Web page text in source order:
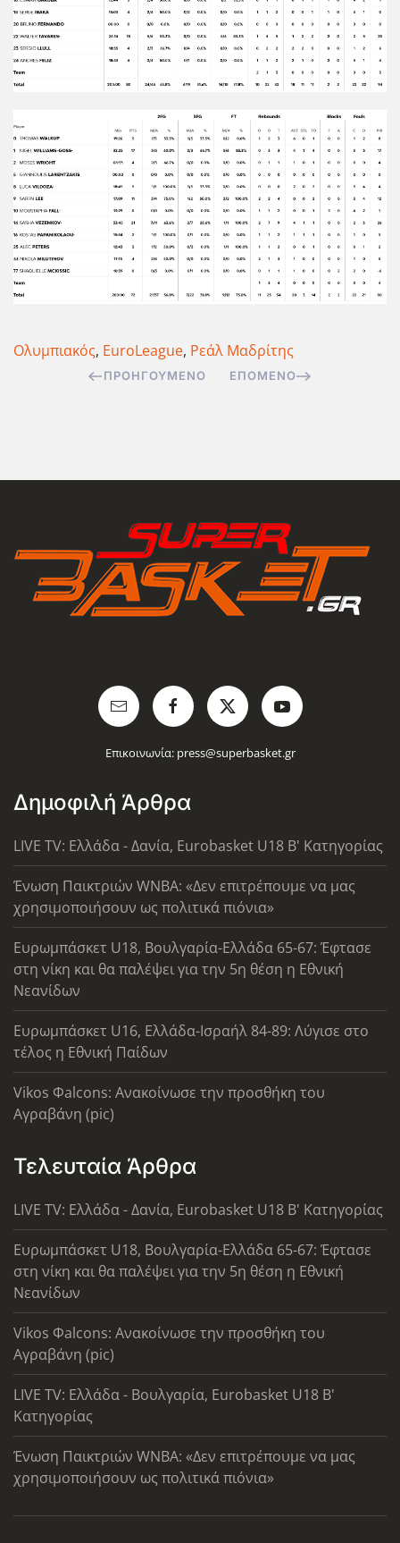
Ολυμπιακός, EuroLeague, Ρεάλ Μαδρίτης
ΠΡΟΗΓΟΎΜΕΝΟ ΕΠΌΜΕΝΟ
Επικοινωνία: press@superbasket.gr
Δημοφιλή Άρθρα
LIVE TV: Ελλάδα - Δανία, Eurobasket U18 Β' Κατηγορίας
Ένωση Παικτριών WNBA: «Δεν επιτρέπουμε να μας
χρησιμοποιήσουν ως πολιτικά πιόνια»
Ευρωμπάσκετ U18, Βουλγαρία-Ελλάδα 65-67: Έφτασε
στη νίκη και θα παλέψει για την 5η θέση η Εθνική
Νεανίδων
Ευρωμπάσκετ U16, Ελλάδα-Ισραήλ 84-89: Λύγισε στο
τέλος η Εθνική Παίδων
Vikos Φalcons: Ανακοίνωσε την προσθήκη του
Αγραβάνη (pic)
Τελευταία Άρθρα
LIVE TV: Ελλάδα - Δανία, Eurobasket U18 Β' Κατηγορίας
Ευρωμπάσκετ U18, Βουλγαρία-Ελλάδα 65-67: Έφτασε
στη νίκη και θα παλέψει για την 5η θέση η Εθνική
Νεανίδων
Vikos Φalcons: Ανακοίνωσε την προσθήκη του
Αγραβάνη (pic)
LIVE TV: Ελλάδα - Βουλγαρία, Eurobasket U18 Β'
Κατηγορίας
Ένωση Παικτριών WNBA: «Δεν επιτρέπουμε να μας
χρησιμοποιήσουν ως πολιτικά πιόνια»